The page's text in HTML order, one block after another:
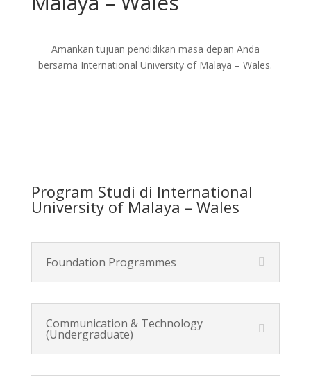
Amankan tujuan pendidikan masa depan Anda
bersama International University of Malaya – Wales.
Program Studi di International
University of Malaya – Wales
Foundation Programmes
Communication & Technology
(Undergraduate)